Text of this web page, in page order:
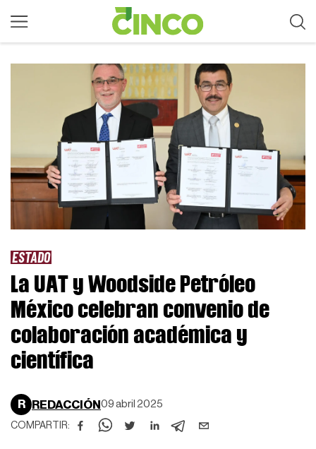
ESTADO
La UAT y Woodside Petróleo
México celebran convenio de
colaboración académica y
científica
R REDACCIÓN 09 abril 2025
COMPARTIR: